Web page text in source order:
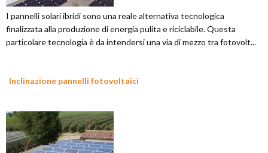
I pannelli solari ibridi sono una reale alternativa tecnologica
finalizzata alla produzione di energia pulita e riciclabile. Questa
particolare tecnologia è da intendersi una via di mezzo tra fotovolt...
Inclinazione pannelli fotovoltaici